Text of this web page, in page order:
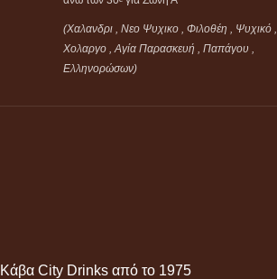
(Χαλανδρι , Νεο Ψυχικο , Φιλοθέη , Ψυχικό ,
Χολαργο , Αγία Παρασκευή , Παπάγου ,
Ελληνορώσων)
Κάβα City Drinks από το 1975